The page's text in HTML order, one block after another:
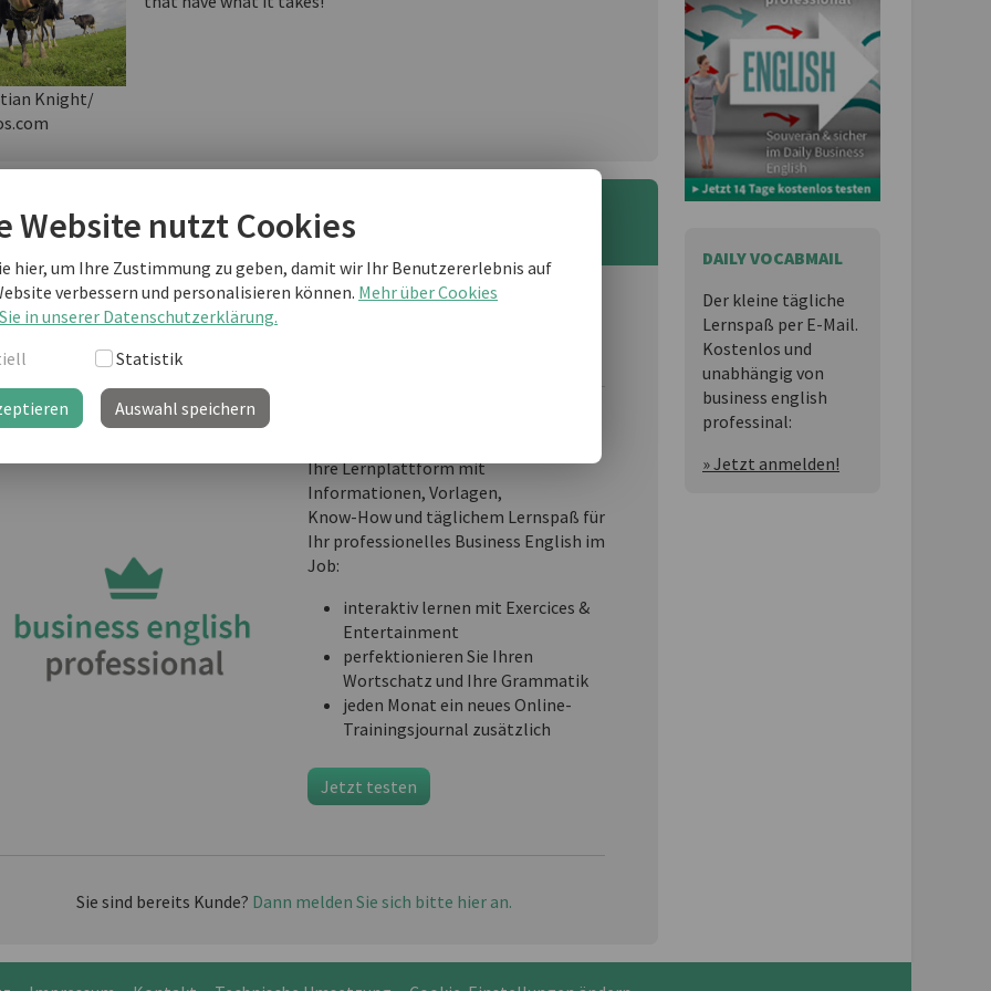
Website nutzt Cookies
hier, um Ihre Zustimmung zu geben, damit wir Ihr Benutzererlebnis auf
verbessern und personalisieren können. Mehr über Cookies
in unserer Datenschutzerklärung.
Statistik
Auswahl speichern
DAILY VOCABMAIL
Der kleine tägliche
Lernspaß per E-Mail.
Kostenlos und
unabhängig von
business english
professinal:
» Jetzt anmelden!
Knight/
als business english Kunde
sind noch kein "business english professional"-Kunde und möchten
Ihre Lernplattform mit
Informationen, Vorlagen,
Know-How und täglichem Lernspaß für
Ihr professionelles Business English im
Job:
interaktiv lernen mit Exercices &
Entertainment
perfektionieren Sie Ihren
Wortschatz und Ihre Grammatik
jeden Monat ein neues Online-
Trainingsjournal zusätzlich
Jetzt testen
Sie sind bereits Kunde? Dann melden Sie sich bitte hier an.